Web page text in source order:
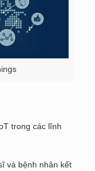
trong các lĩnh
và bệnh nhân kết